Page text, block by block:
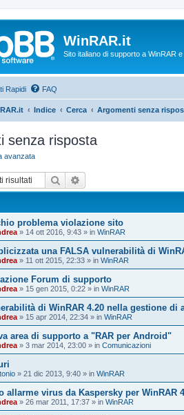
WinRAR.it
Sito italiano di supporto a WinRAR
Rapidi FAQ
Indice Cerca Argomenti senza
senza risposta
avanzata
Cerca
problema violazione sito
» 14 ott 2016, 9:43 » in WinRAR
una FALSA vulnerabilità di
» 11 ott 2015, 22:33 » in WinRAR
Forum di supporto
» 15 gen 2015, 0:22 » in WinRAR
di WinRAR 4.20 nella gestione di
» 15 apr 2014, 22:34 » in WinRAR
area di supporto a "RAR per Android"
» 3 mar 2014, 23:00 » in Comunicazioni
» 21 dic 2013, 9:40 » in WinRAR
allarme virus da Kaspersky per WinRAR
» 26 mar 2011, 17:37 » in WinRAR